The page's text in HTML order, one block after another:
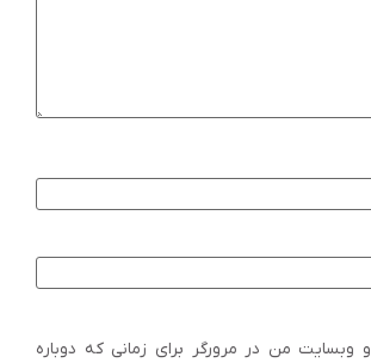
وبسایت من در مرورگر برای زمانی که دوباره